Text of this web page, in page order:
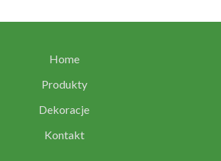
Home
Produkty
Dekoracje
Kontakt